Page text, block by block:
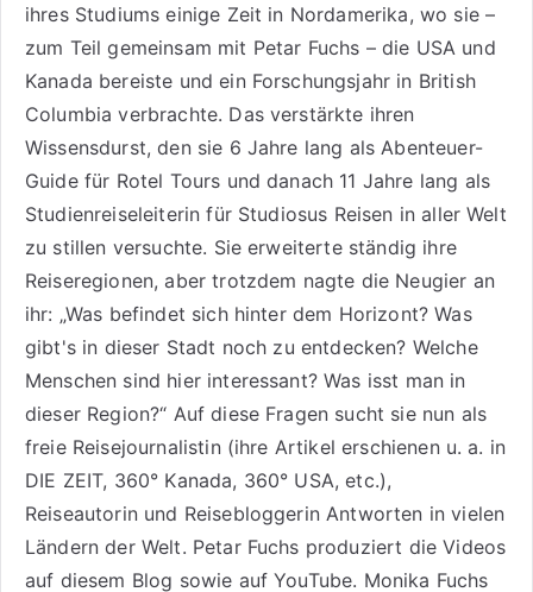
ihres Studiums einige Zeit in Nordamerika, wo sie –
zum Teil gemeinsam mit Petar Fuchs – die USA und
Kanada bereiste und ein Forschungsjahr in British
Columbia verbrachte. Das verstärkte ihren
Wissensdurst, den sie 6 Jahre lang als Abenteuer-
Guide für Rotel Tours und danach 11 Jahre lang als
Studienreiseleiterin für Studiosus Reisen in aller Welt
zu stillen versuchte. Sie erweiterte ständig ihre
Reiseregionen, aber trotzdem nagte die Neugier an
ihr: „Was befindet sich hinter dem Horizont? Was
gibt's in dieser Stadt noch zu entdecken? Welche
Menschen sind hier interessant? Was isst man in
dieser Region?“ Auf diese Fragen sucht sie nun als
freie Reisejournalistin (ihre Artikel erschienen u. a. in
DIE ZEIT, 360° Kanada, 360° USA, etc.),
Reiseautorinund Reisebloggerin Antworten in vielen
Ländern der Welt. Petar Fuchs produziert die Videos
auf diesem Blog sowie aufYouTube. Monika Fuchs